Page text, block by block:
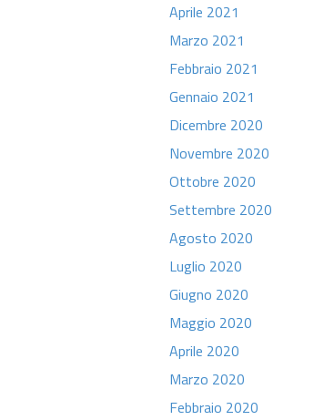
Aprile 2021
Marzo 2021
Febbraio 2021
Gennaio 2021
Dicembre 2020
Novembre 2020
Ottobre 2020
Settembre 2020
Agosto 2020
Luglio 2020
Giugno 2020
Maggio 2020
Aprile 2020
Marzo 2020
Febbraio 2020